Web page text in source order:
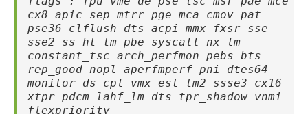
cx8 apic sep mtrr pge mca cmov pat
pse36 clflush dts acpi mmx fxsr sse
sse2 ss ht tm pbe syscall nx lm
constant_tsc arch_perfmon pebs bts
rep_good nopl aperfmperf pni dtes64
monitor ds_cpl vmx est tm2 ssse3 cx16
xtpr pdcm lahf_lm dts tpr_shadow vnmi
flexpriority